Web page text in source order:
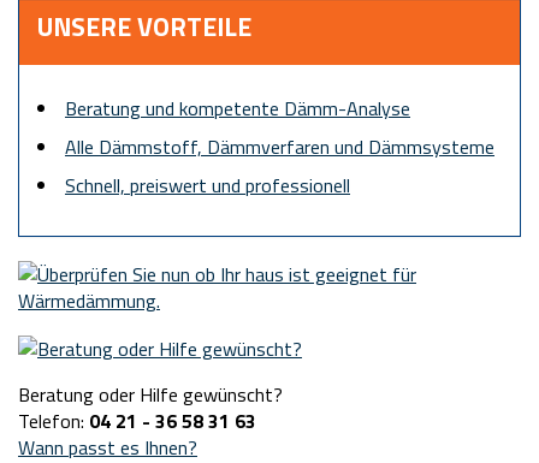
UNSERE VORTEILE
Beratung und kompetente Dämm-Analyse
Alle Dämmstoff, Dämmverfaren und Dämmsysteme
Schnell, preiswert und professionell
Beratung oder Hilfe gewünscht?
Telefon: 04 21 - 36 58 31 63
Wann passt es Ihnen?